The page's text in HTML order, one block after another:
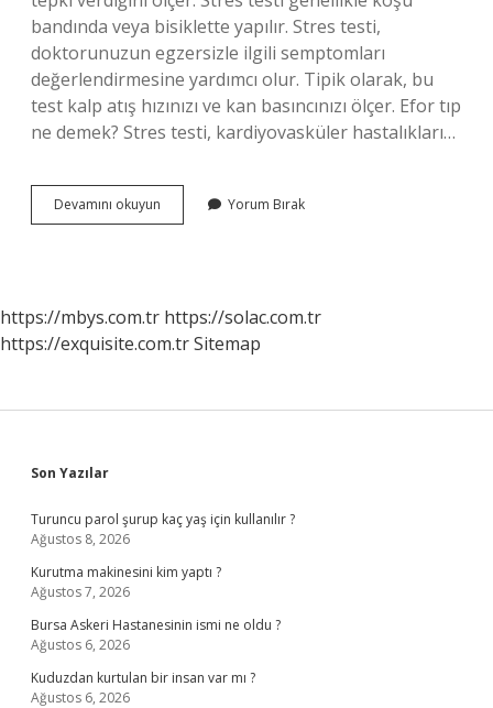
bandında veya bisiklette yapılır. Stres testi,
doktorunuzun egzersizle ilgili semptomları
değerlendirmesine yardımcı olur. Tipik olarak, bu
test kalp atış hızınızı ve kan basıncınızı ölçer. Efor tıp
ne demek? Stres testi, kardiyovasküler hastalıkları…
Devamını okuyun
Türkçesi
Yorum Bırak
https://mbys.com.tr https://solac.com.tr
https://exquisite.com.trSitemap
Sidebar
Son Yazılar
Turuncu parol şurup kaç yaş için kullanılır ?
Ağustos 8, 2026
Kurutma makinesini kim yaptı ?
Ağustos 7, 2026
Bursa Askeri Hastanesinin ismi ne oldu ?
Ağustos 6, 2026
Kuduzdan kurtulan bir insan var mı ?
Ağustos 6, 2026